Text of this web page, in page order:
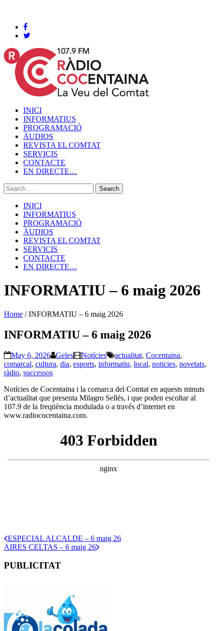
INICI
INFORMATIUS
PROGRAMACIÓ
ÀUDIOS
REVISTA EL COMTAT
SERVICIS
CONTACTE
EN DIRECTE…
INICI
INFORMATIUS
PROGRAMACIÓ
ÀUDIOS
REVISTA EL COMTAT
SERVICIS
CONTACTE
EN DIRECTE…
INFORMATIU – 6 maig 2026
Home /INFORMATIU – 6 maig 2026
INFORMATIU – 6 maig 2026
May 6, 2026 Geles Notícies actualitat, Cocentaina,
comarcal, cultura, dia, esports, informatiu, local, noticies, novetats,
ràdio, successos
Notícies de Cocentaina i la comarca del Comtat en aquests minuts
d’actualitat que presenta Milagro Sellés, i que poden escoltar al
107.9 de la freqüència modulada o a través d’internet en
www.radiococentaina.com.
ESPECIAL ALCALDE – 6 maig 26
AIRES CELTAS – 6 maig 26
PUBLICITAT